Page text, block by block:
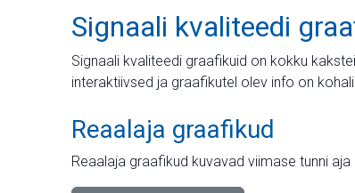
Signaali kvaliteedi
Signaali kvaliteedi graafikuid on kokku
interaktiivsed ja graafikutel olev info on
Reaalaja graafikud
Reaalaja graafikud kuvavad viimase tunni